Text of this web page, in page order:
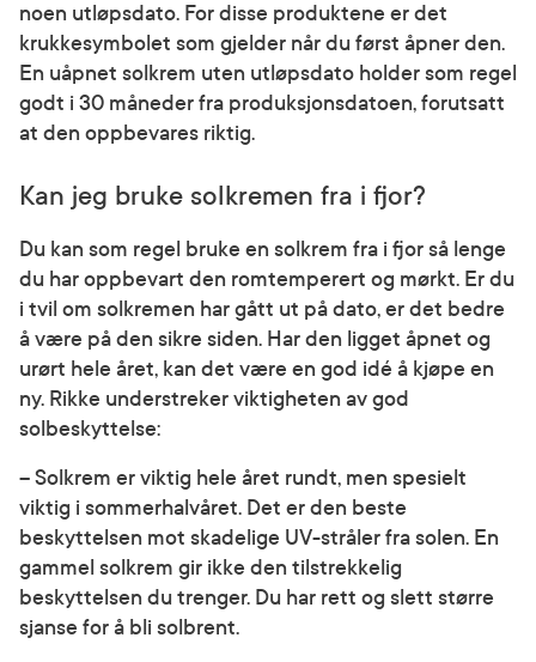
noen utløpsdato. For disse produktene er det
krukkesymbolet som gjelder når du først åpner den.
En uåpnet solkrem uten utløpsdato holder som regel
godt i 30 måneder fra produksjonsdatoen, forutsatt
at den oppbevares riktig.
Kan jeg bruke solkremen fra i fjor?
Du kan som regel bruke en solkrem fra i fjor så lenge
du har oppbevart den romtemperert og mørkt. Er du
i tvil om solkremen har gått ut på dato, er det bedre
å være på den sikre siden. Har den ligget åpnet og
urørt hele året, kan det være en god idé å kjøpe en
ny. Rikke understreker viktigheten av god
solbeskyttelse:
– Solkrem er viktig hele året rundt, men spesielt
viktig i sommerhalvåret. Det er den beste
beskyttelsen mot skadelige UV-stråler fra solen. En
gammel solkrem gir ikke den tilstrekkelig
beskyttelsen du trenger. Du har rett og slett større
sjanse for å bli solbrent.